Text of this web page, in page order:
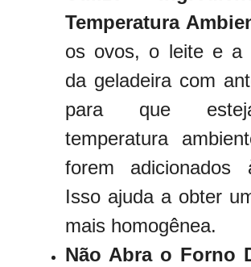
Temperatura
os ovos, o leite e a
da geladeira com
para que
temperatura
forem adicionados
Isso ajuda a obter
mais homogênea.
Não Abra o Forno